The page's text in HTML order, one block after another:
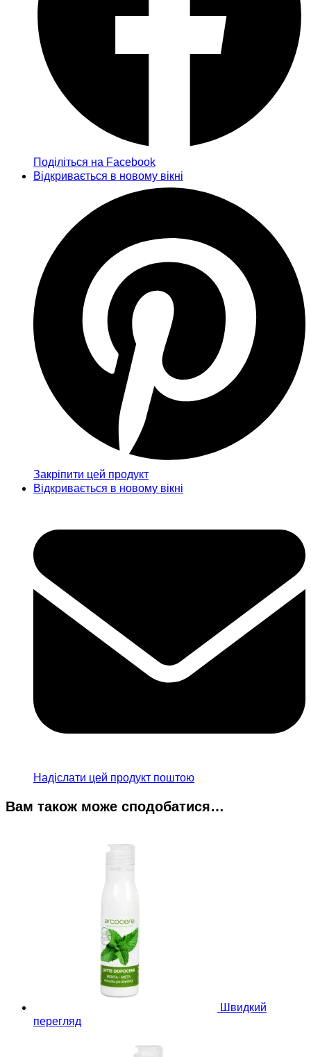
Поділіться на Facebook
Відкривається в новому вікні
Закріпити цей продукт
Відкривається в новому вікні
Надіслати цей продукт поштою
Вам також може сподобатися…
Швидкий
перегляд